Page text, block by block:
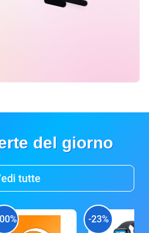
del giorno
tutte
-23%